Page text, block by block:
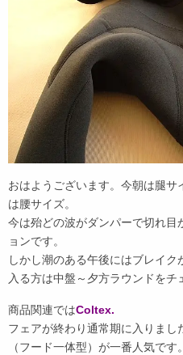
おはようございます。今朝は腿サ
は腰サイズ。
今は殆どの波がダンパーで切れ目
ョンです。
しかし潮のある午後にはブレイク
入る方は中盤～夕方ラウンドをチ
商品関連ではColtex.
フェアが終わり通常期に入りまし
（フード一体型）が一番人気です。